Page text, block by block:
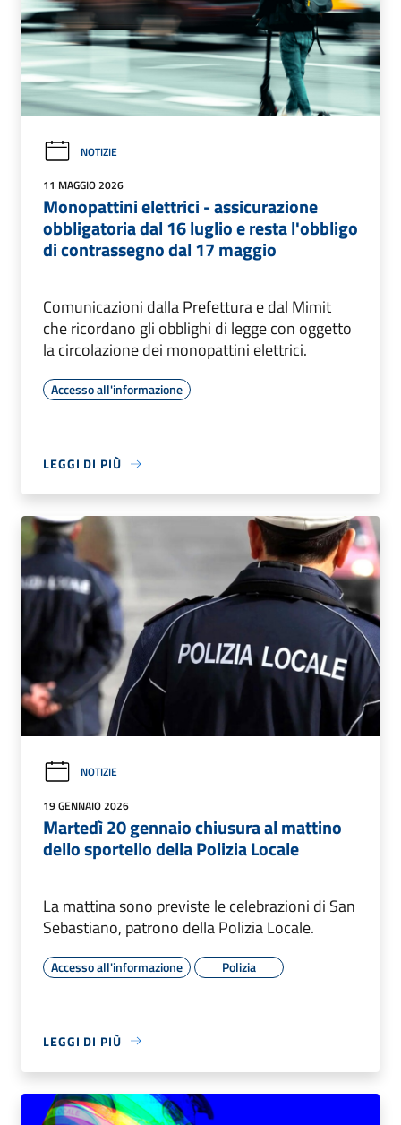
NOTIZIE
11 MAGGIO 2026
Monopattini elettrici - assicurazione
obbligatoria dal 16 luglio e resta l'obbligo
di contrassegno dal 17 maggio
Comunicazioni dalla Prefettura e dal Mimit
che ricordano gli obblighi di legge con oggetto
la circolazione dei monopattini elettrici.
Accesso all'informazione
LEGGI DI PIÙ
NOTIZIE
19 GENNAIO 2026
Martedì 20 gennaio chiusura al mattino
dello sportello della Polizia Locale
La mattina sono previste le celebrazioni di San
Sebastiano, patrono della Polizia Locale.
Accesso all'informazione Polizia
LEGGI DI PIÙ